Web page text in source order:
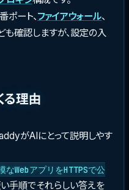
ポート、 ファイアウォール、
も確認しますが、設定の入
る理由
がAIにとって説明しやす
なWebアプリをHTTPSで公
い手順でそれらしい答えを